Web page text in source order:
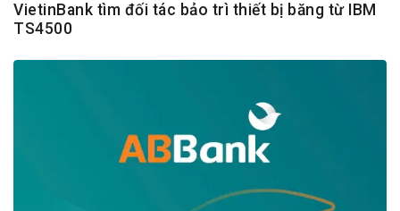
VietinBank tìm đối tác bảo trì thiết bị băng từ IBM
TS4500